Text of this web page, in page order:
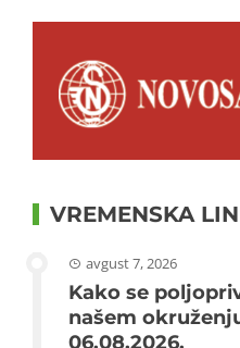
VREMENSKA
avgust 7, 2026
Kako se
našem
06.08.2026.